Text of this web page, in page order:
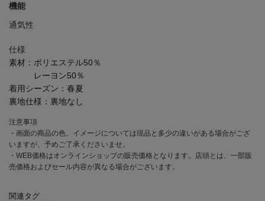
機能
通気性
仕様
素材： ポリエステル50％
レーヨン50％
着用シーズン： 春夏
裏地仕様： 裏地なし
注意事項
・画面の商品の色、イメージについては現品と多少の違いがある場合がござ
いますが、予めご了承くださいませ。
・WEB価格はオンラインショップの販売価格となります。店頭とは、一部販
売価格およびセール内容が異なる場合がございます。
関連タグ